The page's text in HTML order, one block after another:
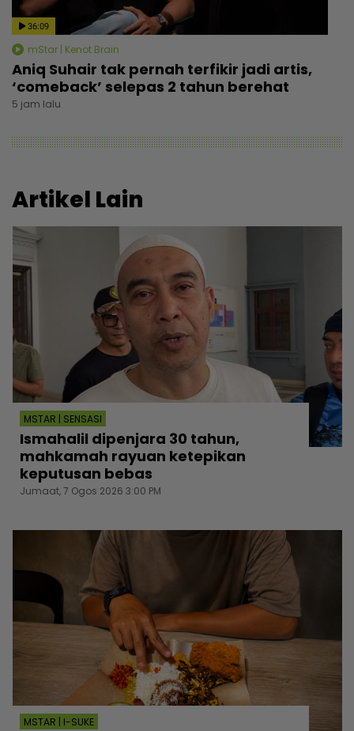
36:09
mStar | Kenot Brain
Aniq Suhair tak pernah terfikir jadi artis,
‘comeback’ selepas 2 tahun berehat
5 jam lalu
Artikel Lain
MSTAR | SENSASI
Ismahalil dipenjara 30 tahun,
mahkamah rayuan ketepikan
keputusan bebas
Jumaat, 7 Ogos 2026 3:00 PM
MSTAR | I-SUKE